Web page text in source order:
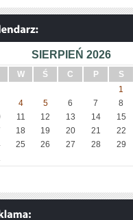
SIERPIEŃ 2026
W Ś C P S
1
4 5 6 7 8
11 12 13 14 15
18 19 20 21 22
25 26 27 28 29